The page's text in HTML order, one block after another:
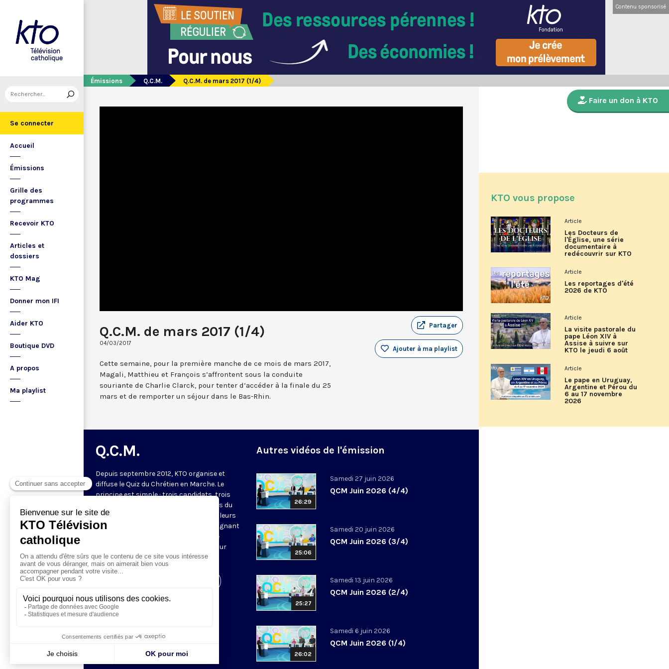
Se connecter
Accueil
Émissions
Grille des
programmes
Recevoir KTO
Articles et
dossiers
KTO Mag
Donner mon IFI
Aider KTO
Boutique DVD
A propos
Ma playlist
Contenu sponsorisé
Émissions Q.C.M. Q.C.M. de mars 2017 (1/4)
Q.C.M. de mars 2017 (1/4)
04/03/2017
Partager
Ajouter à ma playlist
Cette semaine, pour la première manche de ce mois de mars 2017,
Magali, Matthieu et François s’affrontent sous la conduite
souriante de Charlie Clarck, pour tenter d’accéder à la finale du 25
mars et de remporter un séjour dans le Bas-Rhin.
Q.C.M.
Depuis septembre 2012, KTO organise et
diffuse le Quiz du Chrétien en Marche. Le
principe est simple : trois candidats, trois
manches. Les deux premières manches du
jeu permettent de choisir les deux meilleurs
candidats pour la manche finale. Le gagnant
de l'émission revient à la fin du mois se
confronter à deux autres gagnants pour
tenter de gagner le lot majeur.
Autres vidéos de l'émission
26:29
Samedi 27 juin 2026
QCM Juin 2026 (4/4)
25:06
Samedi 20 juin 2026
QCM Juin 2026 (3/4)
25:27
Samedi 13 juin 2026
QCM Juin 2026 (2/4)
26:02
Samedi 6 juin 2026
QCM Juin 2026 (1/4)
Faire un don à KTO
KTO vous propose
Article
Les Docteurs de
l'Église, une série
documentaire à
redécouvrir sur KTO
Article
Les reportages d'été
2026 de KTO
Article
La visite pastorale du
pape Léon XIV à
Assise à suivre sur
KTO le jeudi 6 août
Article
Le pape en Uruguay,
Argentine et Pérou du
6 au 17 novembre
2026